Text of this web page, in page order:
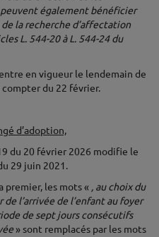
également bénéficier
la recherche d’affectation
L. 544-20 à L. 544-24 du
en vigueur le lendemain de
du 22 février.
d’adoption,
du 20 février 2026 modifie le
29 juin 2021.
premier, les mots « , au choix du
l’arrivée de l’enfant au foyer
de sept jours consécutifs
» sont remplacés par les mots